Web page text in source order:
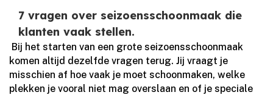
7 vragen over seizoensschoonmaak die
klanten vaak stellen.
​ Bij het starten van een grote seizoensschoonmaak
komen altijd dezelfde vragen terug.​ Jij vraagt je
misschien af hoe vaak je moet schoonmaken, welke
plekken je vooral niet mag overslaan en of je speciale